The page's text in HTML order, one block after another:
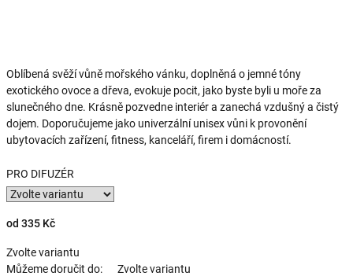
Oblíbená svěží vůně mořského vánku, doplněná o jemné tóny
exotického ovoce a dřeva, evokuje pocit, jako byste byli u moře za
slunečného dne. Krásně pozvedne interiér a zanechá vzdušný a čistý
dojem. Doporučujeme jako univerzální unisex vůni k provonění
ubytovacích zařízení, fitness, kanceláří, firem i domácností.
PRO DIFUZÉR
od 335 Kč
Zvolte variantu
Můžeme doručit do:
Zvolte variantu